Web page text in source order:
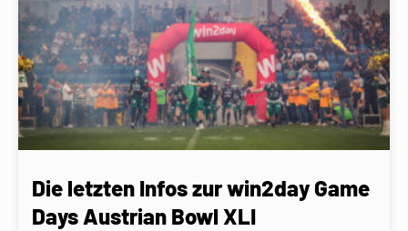
Die letzten Infos zur win2day Game
Days Austrian Bowl XLI